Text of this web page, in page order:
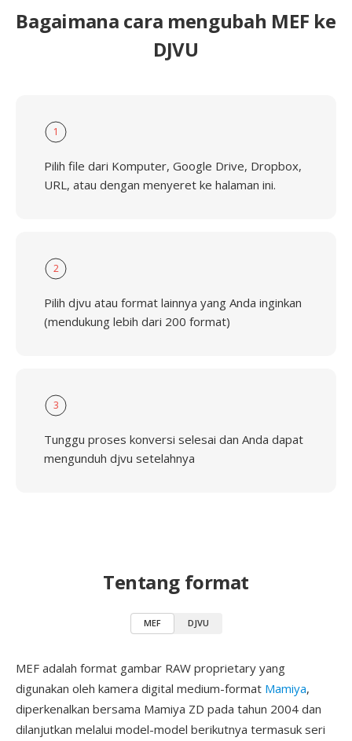
Bagaimana cara mengubah MEF ke
DJVU
1
Pilih file dari Komputer, Google Drive, Dropbox,
URL, atau dengan menyeret ke halaman ini.
2
Pilih djvu atau format lainnya yang Anda inginkan
(mendukung lebih dari 200 format)
3
Tunggu proses konversi selesai dan Anda dapat
mengunduh djvu setelahnya
Tentang format
MEF DJVU
MEF adalah format gambar RAW proprietary yang
digunakan oleh kamera digital medium-format Mamiya,
diperkenalkan bersama Mamiya ZD pada tahun 2004 dan
dilanjutkan melalui model-model berikutnya termasuk seri